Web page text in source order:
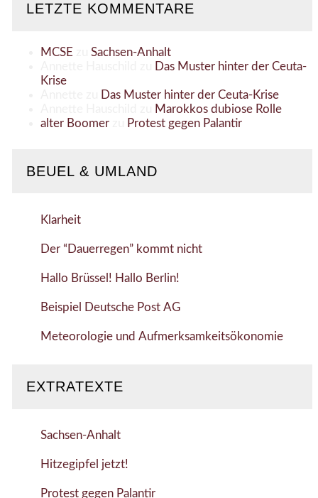
LETZTE KOMMENTARE
MCSE
Sachsen-Anhalt
Das Muster hinter der Ceuta-
Krise
Das Muster hinter der Ceuta-Krise
Marokkos dubiose Rolle
alter Boomerzu Protest gegen Palantir
BEUEL & UMLAND
Klarheit
Der “Dauerregen” kommt nicht
Hallo Brüssel! Hallo Berlin!
Beispiel Deutsche Post AG
Meteorologie und Aufmerksamkeitsökonomie
EXTRATEXTE
Sachsen-Anhalt
Hitzegipfel jetzt!
Protest gegen Palantir